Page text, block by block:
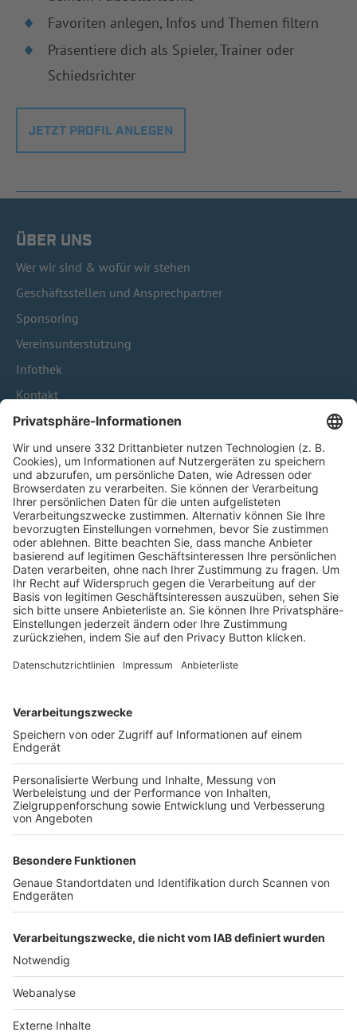
Favoriten anlegen, Infos und Themen filtern
Präsentiere dich als Spieler, Trainer oder
Schiedsrichter
JETZT PROFIL ANLEGEN
ÜBER UNS
Wer wir sind & wofür wir stehen
Geschäftsstellen und Ansprechpartner
Sponsoring
Vereinsunterstützung
Infothek
Kontakt
HÄUFIG BESUCHTE SEITEN
Pässe und Vereinswechsel
Trainerausbildung
Schulungsangebot Vereinsmitarbeiter
BFV-Geschäftsstellen
Trainerbörse
Login SpielPlus
FOLGE DEM BFV
TOP-VEREINE
TOP-PARTNER
Nutzungsbedingungen Datenschutz Impressum